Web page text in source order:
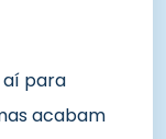
para
acabam